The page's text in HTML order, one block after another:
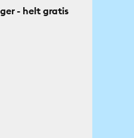
- helt gratis